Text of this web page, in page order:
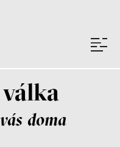
doma